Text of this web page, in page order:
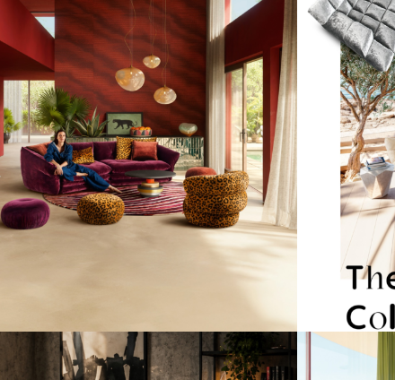
53 2
A bold statement. A quiet retreat.
Mit unserem...